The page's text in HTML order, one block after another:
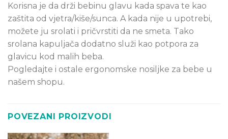
Korisna je da drži bebinu glavu kada spava te kao
zaštita od vjetra/kiše/sunca. A kada nije u upotrebi,
možete ju srolati i pričvrstiti da ne smeta. Tako
srolana kapuljača dodatno služi kao potpora za
glavicu kod malih beba.
Pogledajte i ostale ergonomske nosiljke za bebe u
našem shopu.
POVEZANI PROIZVODI